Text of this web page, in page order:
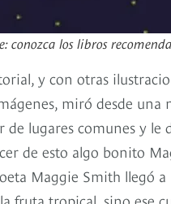
conozca los libros
y con otras
miró desde una
lugares comunes y
de esto algo bonito
Maggie Smith llegó
tropical, sino ese